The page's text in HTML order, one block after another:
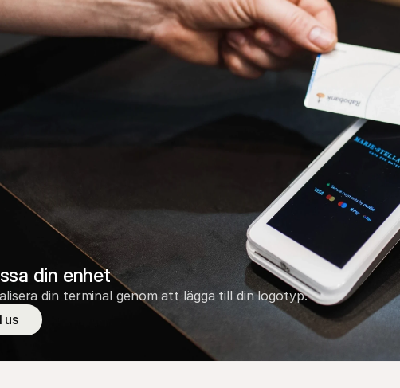
din enhet
din terminal genom att lägga till din logotyp.
us